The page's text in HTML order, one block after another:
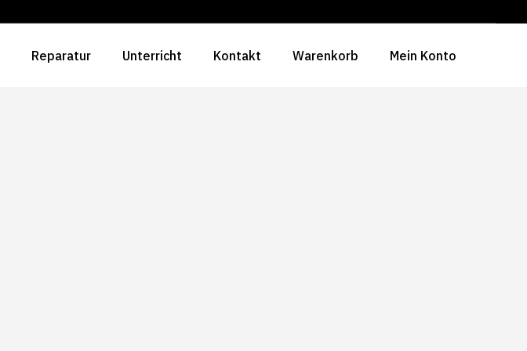
Reparatur Unterricht Kontakt Warenkorb Mein Konto